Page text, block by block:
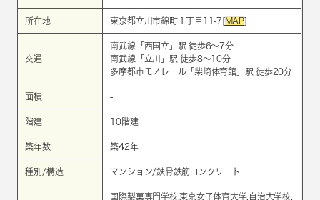
所在地 東京都立川市錦町１丁目11-7[MAP]
交通
南武線 「 西国立 」駅 徒歩6～7分
南武線 「 立川
」駅 徒歩8～10分
多摩都市モノレール「柴崎体育館」駅 徒歩20分
面積 -
階建 10階建
築年数 築42年
種別/構造 マンション/鉄骨鉄筋コンクリート
国際製菓専門学校,東京女子体育大学,自治大学校,